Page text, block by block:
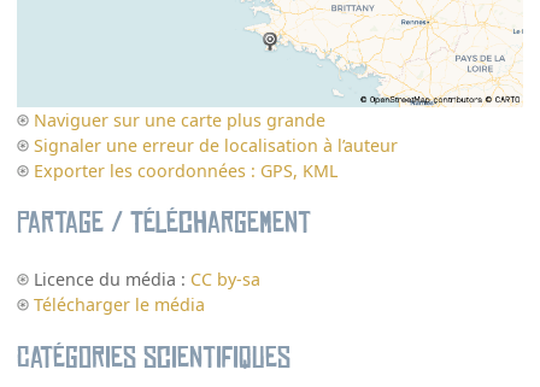
Naviguer sur une carte plus grande
Signaler une erreur de localisation à l’auteur
Exporter les coordonnées : GPS, KML
Partage / Téléchargement
Licence du média : CC by-sa
Télécharger le média
Catégories scientifiques